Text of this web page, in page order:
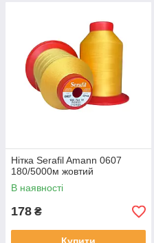
Нітка Serafil Amann 0607
180/5000м жовтий
В наявності
178 ₴